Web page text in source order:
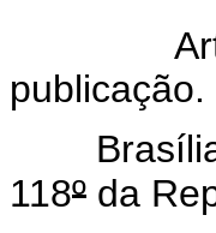
Art.
publicação.
Brasília,
118º da